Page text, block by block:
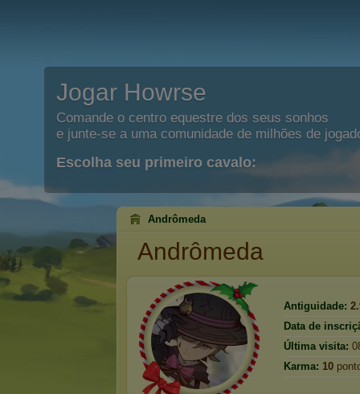
Jogar Howrse
Comande o centro equestre dos seus sonhos
e junte-se a uma comunidade de milhões de
Escolha seu primeiro cavalo:
Andrômeda
Andrômeda
Antiguidade:
Data de
Última visita:
Karma: 10